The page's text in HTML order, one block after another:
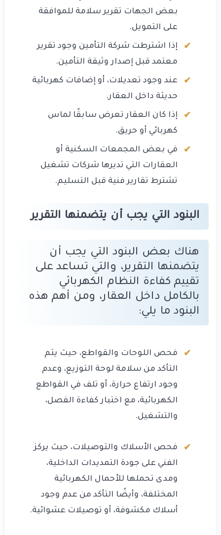
بعض الجهات تقرير سلامة للموافقة
على التمويل.
إذا اشترطت شركة التأمين وجود تقرير
معتمد قبل إصدار وثيقة التأمين.
عند وجود تعديلات، أو إضافات كهربائية
حديثة داخل العقار.
إذا كان العقار تعرض سابقًا لماس
كهربائي أو حريق.
في بعض المجمعات السكنية أو
العقارات التي تديرها شركات تشغيل
تشترط تقارير فنية قبل التسليم.
البنود التي يجب أن يتضمنها التقرير
هناك بعض البنود التي يجب أن
يتضمنها التقرير، والتي تساعد على
تقييم كفاءة النظام الكهربائي
بالكامل داخل العقار، ومن أهم هذه
البنود ما يلي:
فحص اللوحات والقواطع، حيث يتم
التأكد من سلامة لوحة التوزيع، وعدم
وجود ارتفاع حرارة، أو تلف في القواطع
الكهربائية، مع اختبار كفاءة الفصل،
والتشغيل.
فحص الأسلاك والتوصيلات، حيث يركز
الفني على جودة التمديدات الداخلية،
ومدى تحملها للأحمال الكهربائية
المختلفة، وأيضًا التأكد من عدم وجود
أسلاك مكشوفة، أو توصيلات عشوائية.